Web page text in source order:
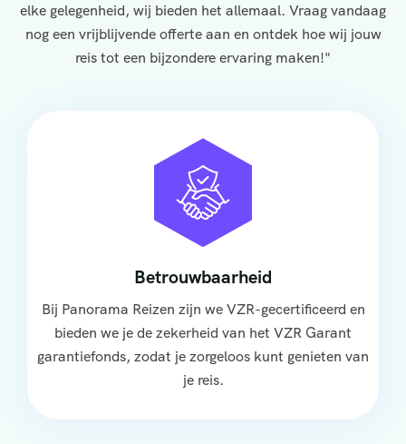
elke gelegenheid, wij bieden het allemaal. Vraag vandaag
nog een vrijblijvende offerte aan en ontdek hoe wij jouw
reis tot een bijzondere ervaring maken!"
Betrouwbaarheid
Bij Panorama Reizen zijn we VZR-gecertificeerd en
bieden we je de zekerheid van het VZR Garant
garantiefonds, zodat je zorgeloos kunt genieten van
je reis.